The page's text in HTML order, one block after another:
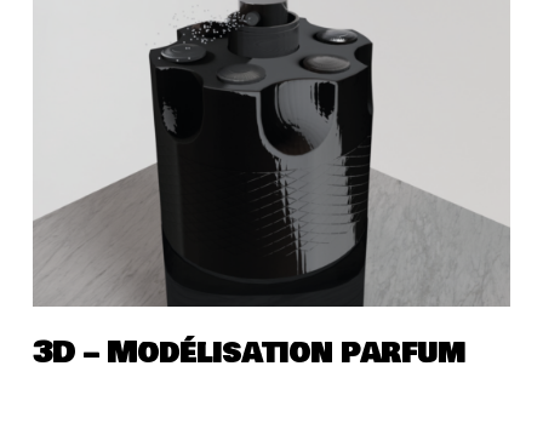
3D – Modélisation parfum